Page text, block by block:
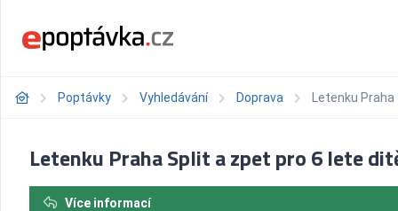
Poptávky Vyhledávání Doprava Letenku
Letenku Praha Split a zpet pro 6 lete
Více informací